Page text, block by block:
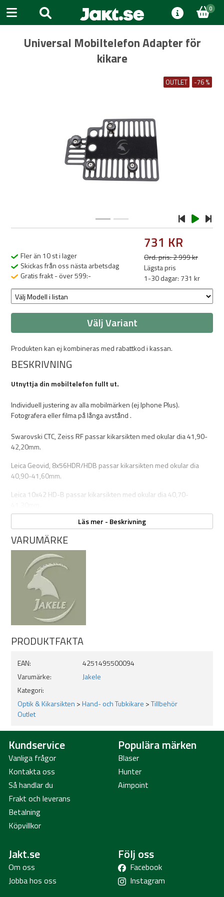
0
Universal Mobiltelefon Adapter för
kikare
OUTLET -76 %
Fler än 10 st i lager
Skickas från oss nästa arbetsdag
Gratis frakt - över 599:-
731 KR
Ord. pris: 2 999 kr
Lägsta pris
1-30 dagar: 731 kr
Välj Variant
Produkten kan ej kombineras med rabattkod i kassan.
BESKRIVNING
Utnyttja din mobiltelefon fullt ut.
Individuell justering av alla mobilmärken (ej Iphone Plus).
Fotografera eller filma på långa avstånd .
Swarovski CTC, Zeiss RF passar kikarsikten med okular dia 41,90-
42,20mm.
Leica Geovid, 8x56HDR/HDB passar kikarsikten med okular dia
40,90-41,60mm.
Leica 10x42 HD-B passar kikarsikten med okular dia 40,70-
Universal Lös platta har ingen adapter för okular och är för dom
som redan har adapter.
Plattorna har gängade hål som man sätter adaptern på. Man fäster
sedan mobilen och passar in den med låspinnarna.
Läs mer - Beskrivning
VARUMÄRKE
PRODUKTFAKTA
EAN:
4251495500094
Varumärke:
Jakele
Kategori:
Optik & Kikarsikten >Hand- och Tubkikare >Tillbehör
Outlet
Kundservice
Vanliga frågor
Kontakta oss
Så handlar du
Frakt och leverans
Betalning
Köpvillkor
Populära märken
Blaser
Hunter
Aimpoint
Jakt.se
Om oss
Jobba hos oss
Följ oss
Facebook
Instagram